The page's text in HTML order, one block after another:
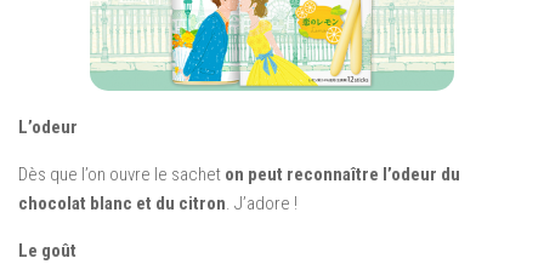
L’odeur
Dès que l’on ouvre le sachet on peut reconnaître l’odeur du
chocolat blanc et du citron. J’adore !
Le goût